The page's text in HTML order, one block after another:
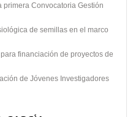
Convocatoria Gestión
de semillas en el marco
financiación de proyectos de
de Jóvenes Investigadores